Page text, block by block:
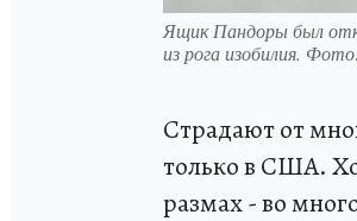
Ящик Пандоры был
из рога изобилия.
Страдают от
только в США.
размах - во